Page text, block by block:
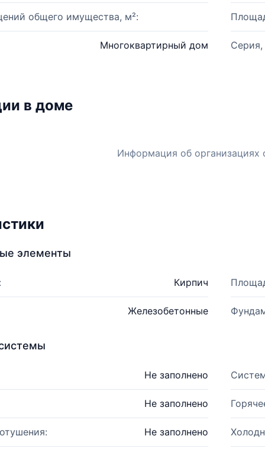
общего имущества, м²:
Многоквартирный дом Серия,
в доме
Информация об организациях
элементы
Кирпич
Железобетонные
Не заполнено
Не заполнено
Не заполнено